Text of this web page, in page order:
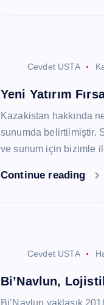
Cevdet USTA
Yeni Yatırım
Kazakistan hakkında
sunumda belirtilmiştir.
ve sunum için bizimle
Continue reading
Cevdet USTA
Bi’Navlun,
Bi’Navlun yaklaşık